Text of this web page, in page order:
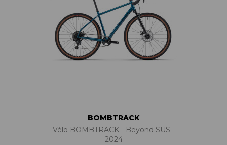
BOMBTRACK
Vélo BOMBTRACK - Beyond SUS -
2024